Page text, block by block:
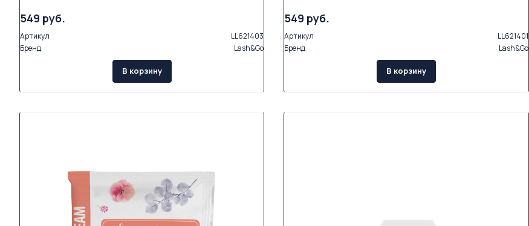
549 руб.
Артикул
LL621403
Бренд
Lash&Go
В корзину
549 руб.
Артикул
LL621401
Бренд
Lash&Go
В корзину